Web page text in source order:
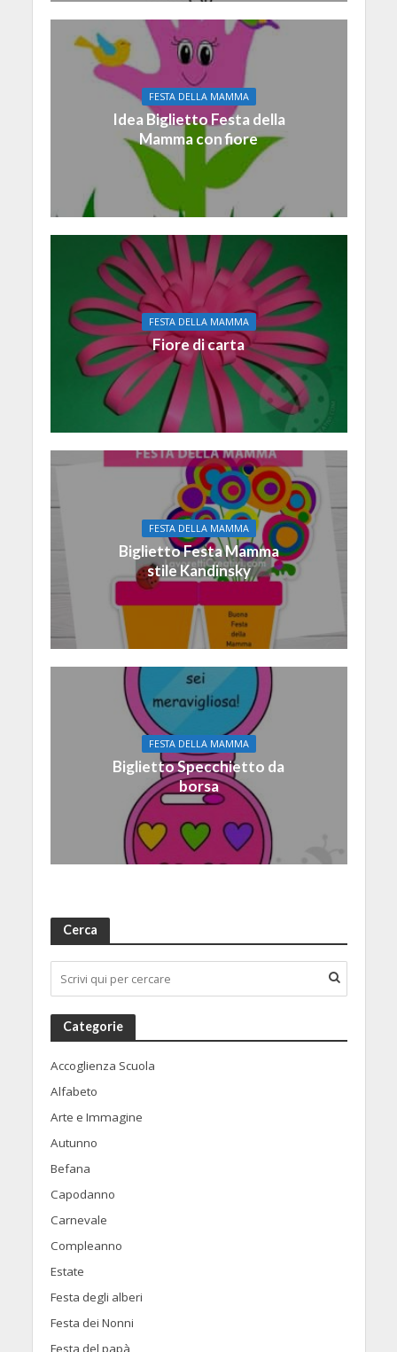
FESTA DELLA MAMMA
Idea Biglietto Festa della
Mamma con fiore
FESTA DELLA MAMMA
Fiore di carta
FESTA DELLA MAMMA
Biglietto Festa Mamma
stile Kandinsky
FESTA DELLA MAMMA
Biglietto Specchietto da
borsa
Cerca
Categorie
Accoglienza Scuola
Alfabeto
Arte e Immagine
Autunno
Befana
Capodanno
Carnevale
Compleanno
Estate
Festa degli alberi
Festa dei Nonni
Festa del papà